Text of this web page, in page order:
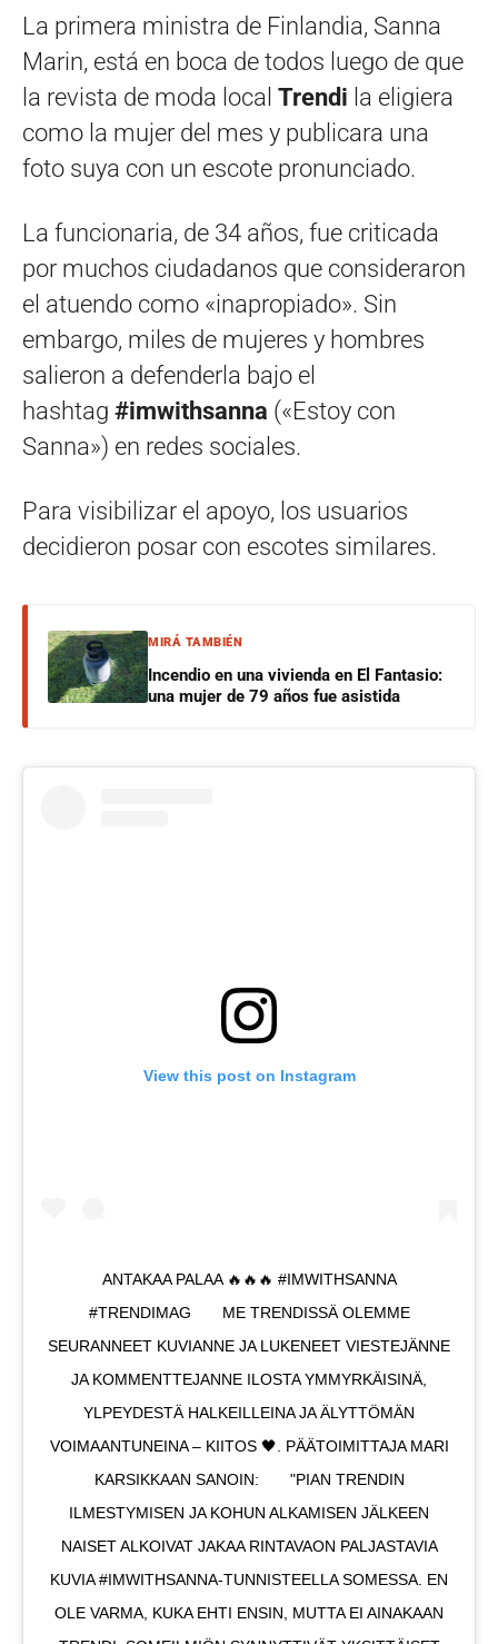
La primera ministra de Finlandia, Sanna
Marin, está en boca de todos luego de que
la revista de moda local Trendi la eligiera
como la mujer del mes y publicara una
foto suya con un escote pronunciado.
La funcionaria, de 34 años, fue criticada
por muchos ciudadanos que consideraron
el atuendo como «inapropiado». Sin
embargo, miles de mujeres y hombres
salieron a defenderla bajo el
hashtag #imwithsanna («Estoy con
Sanna») en redes sociales.
Para visibilizar el apoyo, los usuarios
decidieron posar con escotes similares.
MIRÁ TAMBIÉN
Incendio en una vivienda en El Fantasio:
una mujer de 79 años fue asistida
View this post on Instagram
ANTAKAA PALAA 🔥🔥🔥 #IMWITHSANNA
#TRENDIMAG⠀ ⠀ ME TRENDISSÄ OLEMME
SEURANNEET KUVIANNE JA LUKENEET VIESTEJÄNNE
JA KOMMENTTEJANNE ILOSTA YMMYRKÄISINÄ,
YLPEYDESTÄ HALKEILLEINA JA ÄLYTTÖMÄN
VOIMAANTUNEINA – KIITOS 🖤. PÄÄTOIMITTAJA MARI
KARSIKKAAN SANOIN:⠀ ⠀ "PIAN TRENDIN
ILMESTYMISEN JA KOHUN ALKAMISEN JÄLKEEN
NAISET ALKOIVAT JAKAA RINTAVAON PALJASTAVIA
KUVIA #IMWITHSANNA-TUNNISTEELLA SOMESSA. EN
OLE VARMA, KUKA EHTI ENSIN, MUTTA EI AINAKAAN